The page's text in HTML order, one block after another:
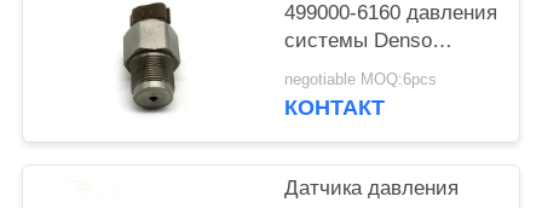
499000-6160 давления
системы Denso
автоматическое
дизельное высокое
negotiable MOQ:6pcs
КОНТАКТ
Датчика давления